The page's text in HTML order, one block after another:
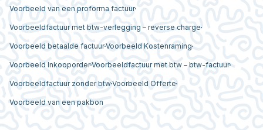
Voorbeeld van een proforma factuur
Voorbeeldfactuur met btw-verlegging – reverse charge
Voorbeeld betaalde factuurVoorbeeld Kostenraming
Voorbeeld InkooporderVoorbeeldfactuur met btw – btw-factuur
Voorbeeldfactuur zonder btwVoorbeeld Offerte
Voorbeeld van een pakbon